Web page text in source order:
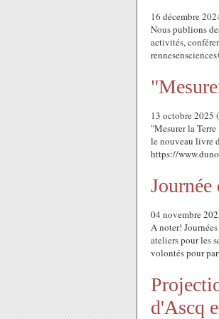
16 décembre
Nous publions
activités,
13 octobre 2025
"Mesurer la
le nouveau livre
https://
04 novembre
A noter!
ateliers pour les
volontés pour
d'Ascq